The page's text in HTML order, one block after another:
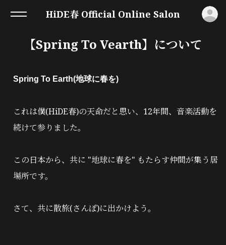
HiDE春 Official Online Salon
【Spring To Vearth】について
Spring To Earth(地球に春を)
これは僕(HiDE春)の天命だと思い、12年間、音楽活動を
続けて参りました。
この日本から、共に "地球に春を" もたらす仲間が集う居
場所です。
さて、共に散旅(さんぽ)に出かけよう。